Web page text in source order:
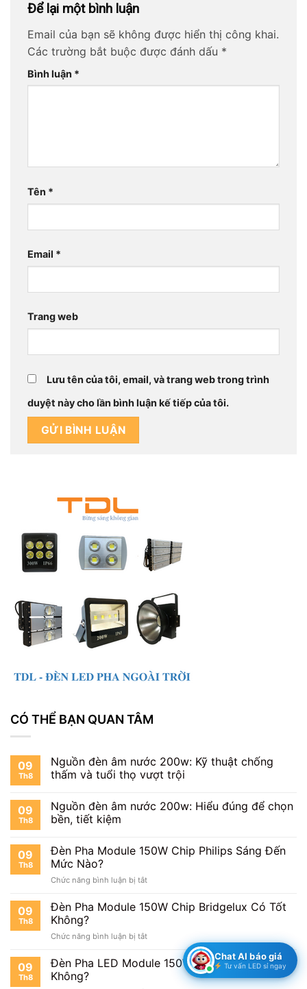
Để lại một bình luận
Email của bạn sẽ không được hiển thị công khai.
Các trường bắt buộc được đánh dấu *
Bình luận *
Tên *
Email *
Trang web
Lưu tên của tôi, email, và trang web trong trình
duyệt này cho lần bình luận kế tiếp của tôi.
CÓ THỂ BẠN QUAN TÂM
09
Th8
Nguồn đèn âm nước 200w: Kỹ thuật chống
thấm và tuổi thọ vượt trội
09
Th8
Nguồn đèn âm nước 200w: Hiểu đúng để chọn
bền, tiết kiệm
09
Th8
Đèn Pha Module 150W Chip Philips Sáng Đến
Mức Nào?
Chức năng bình luận bị tắtở
Pha
Module
Chip
Sáng
09
Th8
Đèn Pha Module 150W Chip Bridgelux Có Tốt
Không?
Chức năng bình luận bị tắtở
Pha
Module
09
Th8
Đèn Pha LED Module 150W Có Tiết Kiệm Điện
Không?
Chat AI báo giá
Tư vấn LED sỉ ngay